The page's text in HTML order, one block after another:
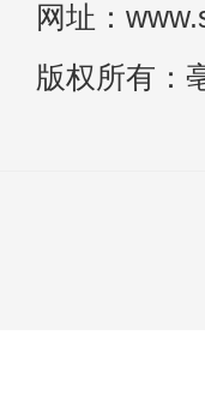
网址：
版权所有：